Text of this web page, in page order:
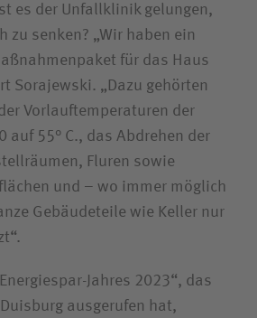
es der Unfallklinik gelungen,
zu senken? „Wir haben ein
für das Haus
Sorajewski. „Dazu gehörten
Vorlauftemperaturen der
auf 55° C., das Abdrehen der
Fluren sowie
und – wo immer möglich
Gebäudeteile wie Keller nur
Jahres 2023“, das
ausgerufen hat,